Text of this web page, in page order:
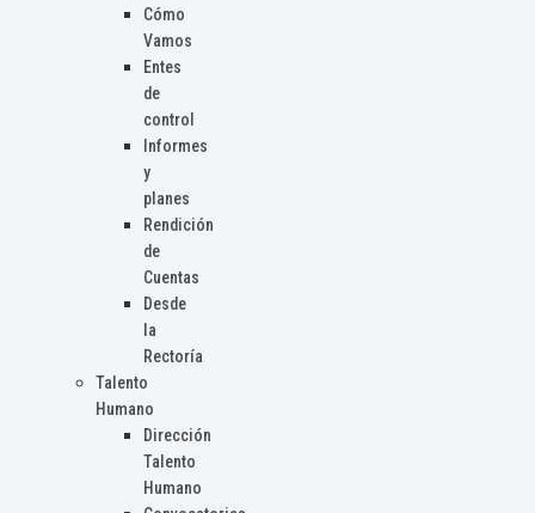
Cómo
Vamos
Entes
de
control
Informes
y
planes
Rendición
de
Cuentas
Desde
la
Rectoría
Talento
Humano
Dirección
Talento
Humano